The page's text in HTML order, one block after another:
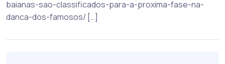
baianas-sao-classificados-para-a-proxima-fase-na-
danca-dos-famosos/ […]